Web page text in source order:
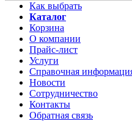
Как выбрать
Каталог
Корзина
О компании
Прайс-лист
Услуги
Справочная
Новости
Сотрудничество
Контакты
Обратная связь